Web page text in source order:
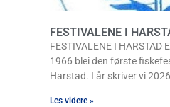
FESTIVALENE I
FESTIVALENE I
1966 blei den første
Harstad. I år skriver vi
Les videre »